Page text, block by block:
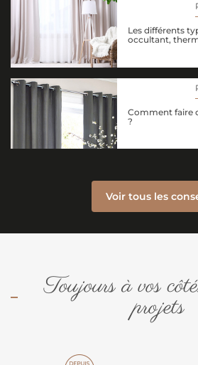
Les différents
occultant,
Comment faire
?
Voir tous les
Toujours à vos
projets